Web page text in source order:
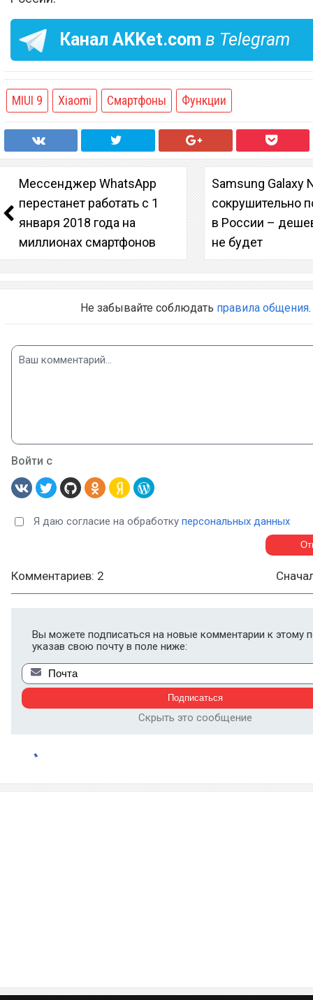
Канал AKKet.com в Telegram
MIUI 9 Xiaomi Смартфоны Функции
Мессенджер WhatsApp
перестанет работать с 1
января 2018 года на
миллионах смартфонов
Samsung Galaxy
сокрушительно
в России –
не будет
Не забывайте соблюдать правила общения.
Войти с
Я даю согласие на обработку персональных данных
Комментариев: 2
Вы можете подписаться на новые комментарии к этому
указав свою почту в поле ниже:
Скрыть это сообщение